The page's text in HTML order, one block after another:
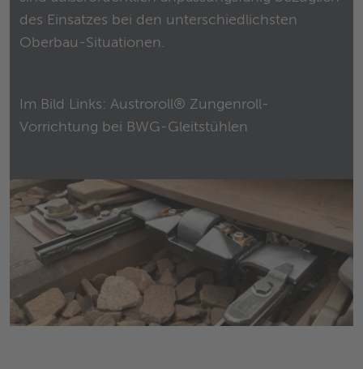
des Einsatzes bei den unterschiedlichsten
Oberbau-Situationen.
Im Bild Links: Austroroll® Zungenroll-
Vorrichtung bei BWG-Gleitstühlen